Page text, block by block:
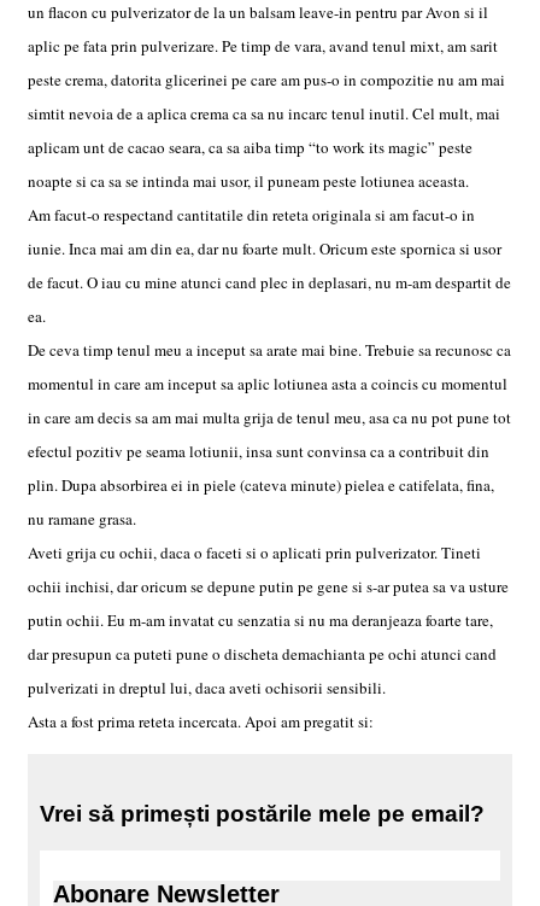
un flacon cu pulverizator de la un balsam leave-in pentru par Avon si il
aplic pe fata prin pulverizare. Pe timp de vara, avand tenul mixt, am sarit
peste crema,datorita glicerinei pe care am pus-o in compozitie nu am mai
simtit nevoia de a aplica crema ca sa nu incarc tenul inutil. Cel mult, mai
aplicam unt de cacao seara, ca sa aiba timp “to work its magic” peste
noapte si ca sa se intinda mai usor, il puneam peste lotiunea aceasta.
Am facut-o respectand cantitatile din reteta originala si am facut-o in
iunie. Inca mai am din ea, dar nu foarte mult. Oricum este spornica si usor
de facut. O iau cu mine atunci cand plec in deplasari, nu m-am despartit de
ea.
De ceva timp tenul meu a inceput sa arate mai bine. Trebuie sa recunosc ca
momentul in care am inceput sa aplic lotiunea asta a coincis cu momentul
in care am decis sa am mai multa grija de tenul meu, asa ca nu pot pune tot
efectul pozitiv pe seama lotiunii, insa sunt convinsa ca a contribuit din
plin. Dupa absorbirea ei in piele (cateva minute) pielea e catifelata, fina,
nu ramane grasa.
Aveti grija cu ochii, daca o faceti si o aplicati prin pulverizator. Tineti
ochii inchisi, dar oricum se depune putin pe gene si s-ar putea sa va usture
putin ochii. Eu m-am invatat cu senzatia si nu ma deranjeaza foarte tare,
dar presupun ca puteti pune o discheta demachianta pe ochi atunci cand
pulverizati in dreptul lui, daca aveti ochisorii sensibili.
Asta a fost prima reteta incercata. Apoi am pregatit si:
Vrei să primești postările mele pe email?
Abonare Newsletter